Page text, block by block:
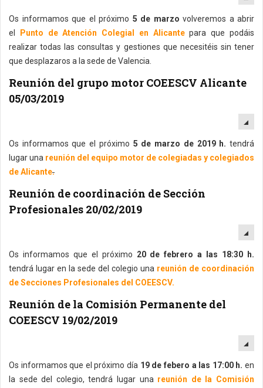
Os informamos que el próximo 5 de marzo volveremos a abrir
el
Punto de Atención Colegial en Alicantepara que podáis
realizar todas las consultas y gestiones que necesitéis sin tener
que desplazaros a la sede de Valencia.
Reunión del grupo motor COEESCV Alicante
05/03/2019
Os informamos que el próximo 5 de marzo de 2019 h. tendrá
lugar una reunión del equipo motor de colegiadas y colegiados
de Alicante.
Reunión de coordinación de Sección
Profesionales 20/02/2019
Os informamos que el próximo 20 de febrero a las 18:30 h.
tendrá lugar en la sede del colegio una reunión de coordinación
de Secciones Profesionales del COEESCV.
Reunión de la Comisión Permanente del
COEESCV 19/02/2019
Os informamos que el próximo día 19 de febero a las 17:00 h. en
la sede del colegio, tendrá lugar una reunión de la Comisión